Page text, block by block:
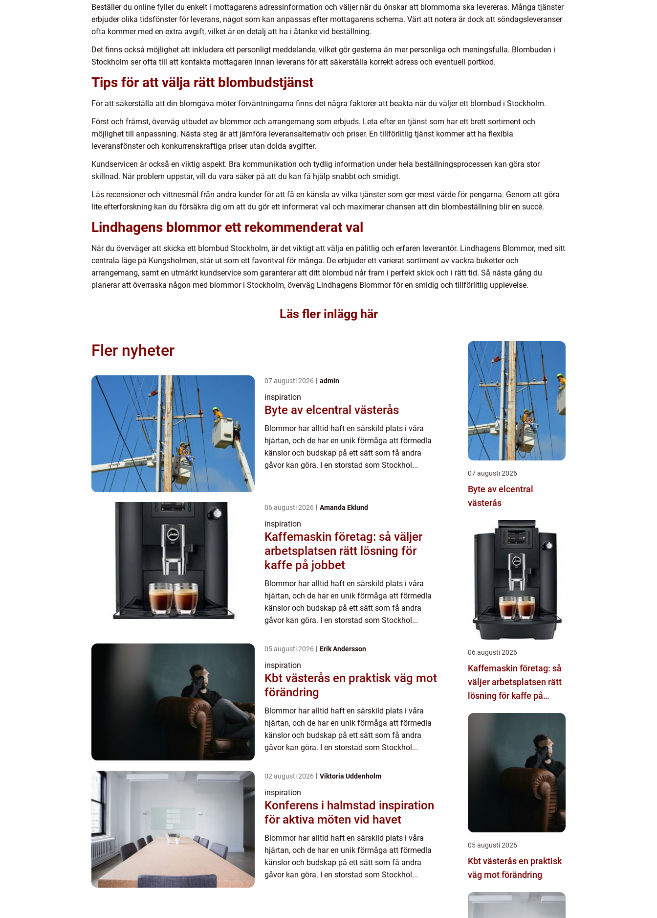
Beställer du online fyller du enkelt i mottagarens adressinformation och väljer när du önskar att blommorna ska levereras. Många tjänster
erbjuder olika tidsfönster för leverans, något som kan anpassas efter mottagarens schema. Värt att notera är dock att söndagsleveranser
ofta kommer med en extra avgift, vilket är en detalj att ha i åtanke vid beställning.
Det finns också möjlighet att inkludera ett personligt meddelande, vilket gör gesterna än mer personliga och meningsfulla. Blombuden i
Stockholm ser ofta till att kontakta mottagaren innan leverans för att säkerställa korrekt adress och eventuell portkod.
Tips för att välja rätt blombudstjänst
För att säkerställa att din blomgåva möter förväntningarna finns det några faktorer att beakta när du väljer ett blombud i Stockholm.
Först och främst, överväg utbudet av blommor och arrangemang som erbjuds. Leta efter en tjänst som har ett brett sortiment och
möjlighet till anpassning. Nästa steg är att jämföra leveransalternativ och priser. En tillförlitlig tjänst kommer att ha flexibla
leveransfönster och konkurrenskraftiga priser utan dolda avgifter.
Kundservicen är också en viktig aspekt. Bra kommunikation och tydlig information under hela beställningsprocessen kan göra stor
skillnad. När problem uppstår, vill du vara säker på att du kan få hjälp snabbt och smidigt.
Läs recensioner och vittnesmål från andra kunder för att få en känsla av vilka tjänster som ger mest värde för pengarna. Genom att göra
lite efterforskning kan du försäkra dig om att du gör ett informerat val och maximerar chansen att din blombeställning blir en succé.
Lindhagens blommor ett rekommenderat val
När du överväger att skicka ett blombud Stockholm, är det viktigt att välja en pålitlig och erfaren leverantör. Lindhagens Blommor, med sitt
centrala läge på Kungsholmen, står ut som ett favoritval för många. De erbjuder ett varierat sortiment av vackra buketter och
arrangemang, samt en utmärkt kundservice som garanterar att ditt blombud når fram i perfekt skick och i rätt tid. Så nästa gång du
planerar att överraska någon med blommor i Stockholm, överväg Lindhagens Blommor för en smidig och tillförlitlig upplevelse.
Läs fler inlägg här
Fler nyheter
07 augusti 2026 admin
inspiration
Byte av elcentral västerås
Blommor har alltid haft en särskild plats i våra
hjärtan, och de har en unik förmåga att förmedla
känslor och budskap på ett sätt som få andra
gåvor kan göra. I en storstad som Stockhol...
06 augusti 2026 Amanda Eklund
inspiration
Kaffemaskin företag: så väljer
arbetsplatsen rätt lösning för
kaffe på jobbet
Blommor har alltid haft en särskild plats i våra
hjärtan, och de har en unik förmåga att förmedla
känslor och budskap på ett sätt som få andra
gåvor kan göra. I en storstad som Stockhol...
05 augusti 2026 Erik Andersson
inspiration
Kbt västerås en praktisk väg mot
förändring
Blommor har alltid haft en särskild plats i våra
hjärtan, och de har en unik förmåga att förmedla
känslor och budskap på ett sätt som få andra
gåvor kan göra. I en storstad som Stockhol...
02 augusti 2026 Viktoria Uddenholm
inspiration
Konferens i halmstad inspiration
för aktiva möten vid havet
Blommor har alltid haft en särskild plats i våra
hjärtan, och de har en unik förmåga att förmedla
känslor och budskap på ett sätt som få andra
gåvor kan göra. I en storstad som Stockhol...
07 augusti 2026
Byte av elcentral
västerås
06 augusti 2026
Kaffemaskin företag: så
väljer arbetsplatsen rätt
lösning för kaffe på
05 augusti 2026
Kbt västerås en praktisk
väg mot förändring